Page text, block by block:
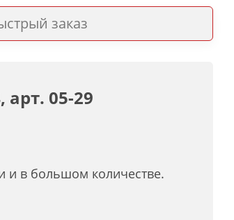
заказ
05-29
и в большом количестве.